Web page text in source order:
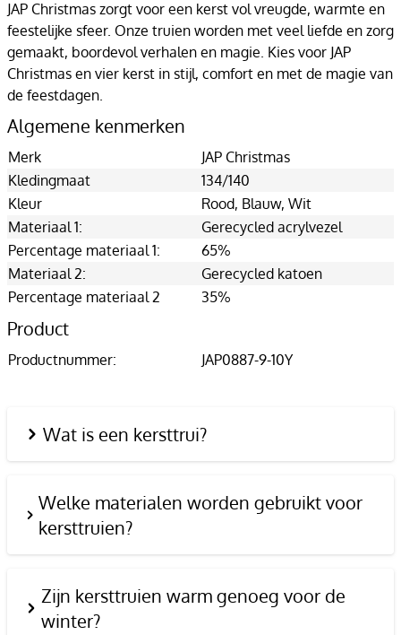
JAP Christmas zorgt voor een kerst vol vreugde, warmte en
feestelijke sfeer. Onze truien worden met veel liefde en zorg
gemaakt, boordevol verhalen en magie. Kies voor JAP
Christmas en vier kerst in stijl, comfort en met de magie van
de feestdagen.
Algemene kenmerken
Merk
JAP Christmas
Kledingmaat
134/140
Kleur
Rood, Blauw, Wit
Materiaal 1:
Gerecycled acrylvezel
Percentage materiaal 1:
65%
Materiaal 2:
Gerecycled katoen
Percentage materiaal 2
35%
Product
Productnummer: JAP0887-9-10Y
Wat is een kersttrui?
Welke materialen worden gebruikt voor
kersttruien?
Zijn kersttruien warm genoeg voor de
winter?